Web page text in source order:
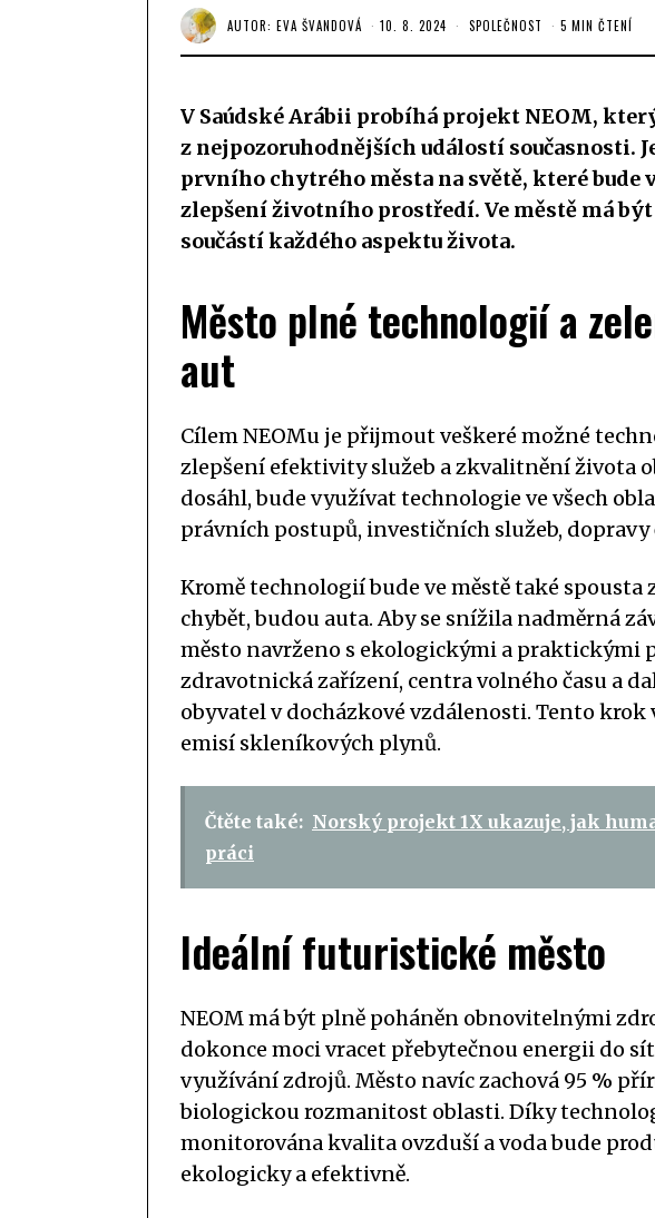
AUTOR: EVA ŠVANDOVÁ 10. 8. 2024 SPOLEČNOST 5 MIN ČTENÍ
V Saúdské Arábii probíhá projekt NEOM,
z nejpozoruhodnějších událostí současnosti.
prvního chytrého města na světě, které bude
zlepšení životního prostředí. Ve městě má
součástí každého aspektu života.
Město plné technologií a
aut
Cílem NEOMu je přijmout veškeré možné
zlepšení efektivity služeb a zkvalitnění života
dosáhl, bude využívat technologie ve všech
právních postupů, investičních služeb,
Kromě technologií bude ve městě také spousta
chybět, budou auta. Aby se snížila nadměrná
město navrženo s ekologickými a praktickými
zdravotnická zařízení, centra volného času a
obyvatel v docházkové vzdálenosti. Tento
emisí skleníkových plynů.
Čtěte také: Norský projekt 1X ukazuje, jak
práci
Ideální futuristické město
NEOM má být plně poháněn obnovitelnými
dokonce moci vracet přebytečnou energii do
využívání zdrojů. Město navíc zachová 95 %
biologickou rozmanitost oblasti. Díky
monitorována kvalita ovzduší a voda bude
ekologicky a efektivně.